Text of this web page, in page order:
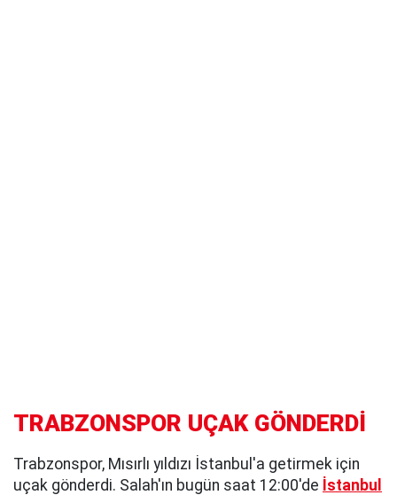
TRABZONSPOR UÇAK GÖNDERDİ
Trabzonspor, Mısırlı yıldızı İstanbul'a getirmek için
uçak gönderdi. Salah'ın bugün saat 12:00'de İstanbul